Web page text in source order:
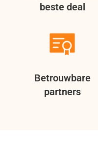
beste deal
Betrouwbare
partners